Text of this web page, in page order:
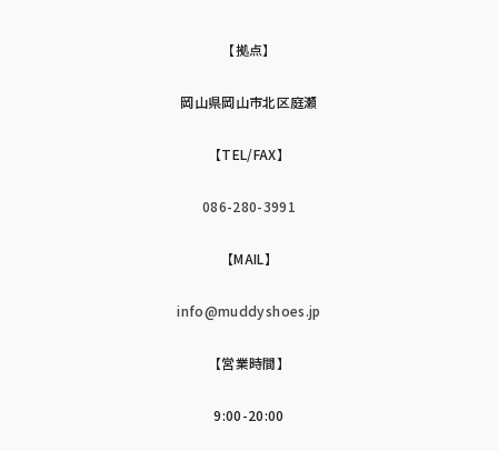
【拠点】
岡山県岡山市北区庭瀬
【TEL/FAX】
086-280-3991
【MAIL】
info@muddyshoes.jp
【営業時間】
9:00-20:00